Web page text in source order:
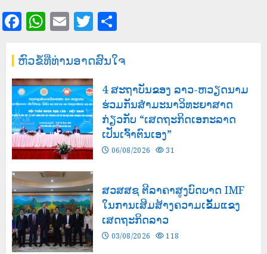
Facebook
WhatsApp
EmailTwitter
ຫົວຂໍ້ທີ່ທ່ານອາດສົນໃຈ
4 ສະຖາບັນຂອງ ລາວ-ຫວຽດນາມ
ຮ່ວມກັນສໍາມະນາວິທະຍາສາດ
ກ່ຽວກັບ “ເສດຖະກິດເອກະລາດ
ເປັນເຈົ້າຕົນເອງ”
06/08/2026 31
ສວສສຊ ຕີລາຄາສູງບົດບາດ IMF
ໃນການເສີມສ້າງຄວາມເຂັ້ມແຂງ
ເສດຖະກິດລາວ
03/08/2026 118